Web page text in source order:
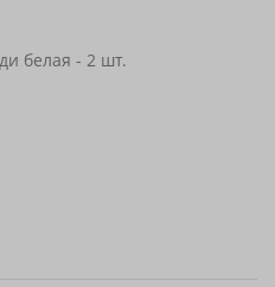
белая - 2 шт.